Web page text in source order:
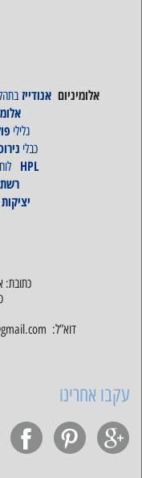
אלומיניוםאנודייז
גלילי
כבלי
HPL
כתובת: אחימאיר
דוא”ל: barkan01@013net.net | barkan.zisi@gmail.com
עקבו אחרינו